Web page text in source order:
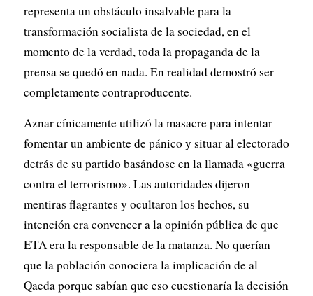
representa un obstáculo insalvable para la
transformación socialista de la sociedad, en el
momento de la verdad, toda la propaganda de la
prensa se quedó en nada. En realidad demostró ser
completamente contraproducente.
Aznar cínicamente utilizó la masacre para intentar
fomentar un ambiente de pánico y situar al electorado
detrás de su partido basándose en la llamada «guerra
contra el terrorismo». Las autoridades dijeron
mentiras flagrantes y ocultaron los hechos, su
intención era convencer a la opinión pública de que
ETA era la responsable de la matanza. No querían
que la población conociera la implicación de al
Qaeda porque sabían que eso cuestionaría la decisión